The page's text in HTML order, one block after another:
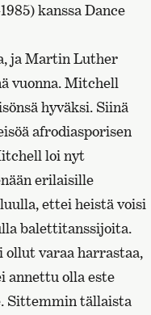
kanssa Dance
ja Martin Luther
vuonna. Mitchell
hyväksi. Siinä
afrodiasporisen
loi nyt
erilaisille
ettei heistä voisi
balettitanssijoita.
varaa harrastaa,
annettu olla este
Sittemmin tällaista